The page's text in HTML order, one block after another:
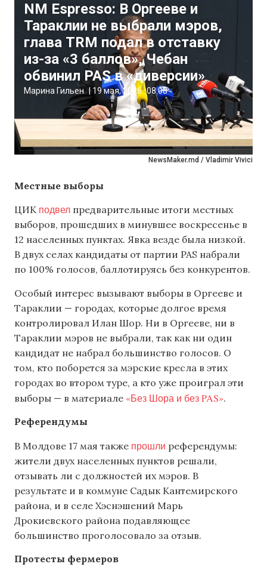
NewsMaker.md / Vladimir Vivici
NM Espresso: В Оргееве и
Тараклии не выбрали мэров,
глава TRM подал в отставку
из-за «3 баллов», Чебан
обвинил PAS в «диверсии»
Марина Гильен | 19 мая, 2026 08:08
Местные выборы
ЦИК подвел предварительные итоги местных
выборов, прошедших в минувшее воскресенье в
12 населенных пунктах. Явка везде была низкой.
В двух селах кандидаты от партии PAS набрали
по 100% голосов, баллотируясь без конкурентов.
Особый интерес вызывают выборы в Оргееве и
Тараклии — городах, которые долгое время
контролировал Илан Шор. Ни в Оргееве, ни в
Тараклии мэров не выбрали, так как ни один
кандидат не набрал большинство голосов. О
том, кто поборется за мэрские кресла в этих
городах во втором туре, а кто уже проиграл эти
выборы — в материале «Без Шора и без PAS».
Референдумы
В Молдове 17 мая также прошли референдумы:
жители двух населенных пунктов решали,
отзывать ли с должностей их мэров. В
результате и в коммуне Садык Кантемирского
района, и в селе Хэснэшений Марь
Дрокиевского района подавляющее
большинство проголосовало за отзыв.
Протесты фермеров